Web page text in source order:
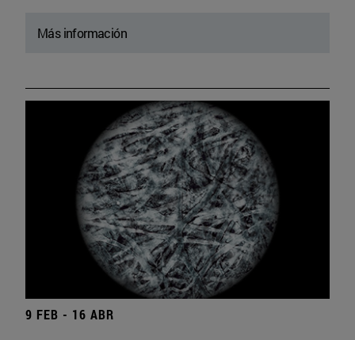
Más información
9 FEB - 16 ABR